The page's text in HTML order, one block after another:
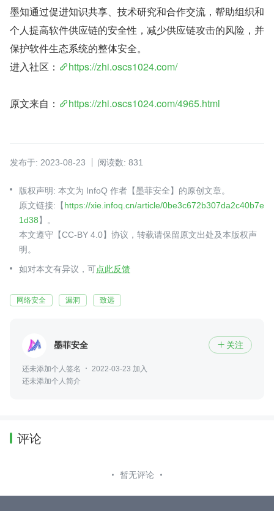
墨知通过促进知识共享、技术研究和合作交流，帮助组织和
个人提高软件供应链的安全性，减少供应链攻击的风险，并
保护软件生态系统的整体安全。
进入社区：
https://zhi.oscs1024.com/
原文来自： https://zhi.oscs1024.com/4965.html
发布于: 2023-08-23 阅读数: 831
版权声明: 本文为 InfoQ 作者【墨菲安全】的原创文章。
原文链接:【https://xie.infoq.cn/article/0be3c672b307da2c40b7e
1d38】。
本文遵守【CC-BY 4.0】协议，转载请保留原文出处及本版权声
明。
如对本文有异议，可点此反馈
网络安全 漏洞 致远
墨菲安全  关注
还未添加个人签名
2022-03-23 加入
还未添加个人简介
评论
暂无评论